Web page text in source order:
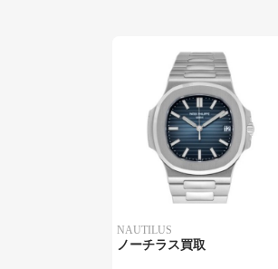
NAUTILUS
ノーチラス買取